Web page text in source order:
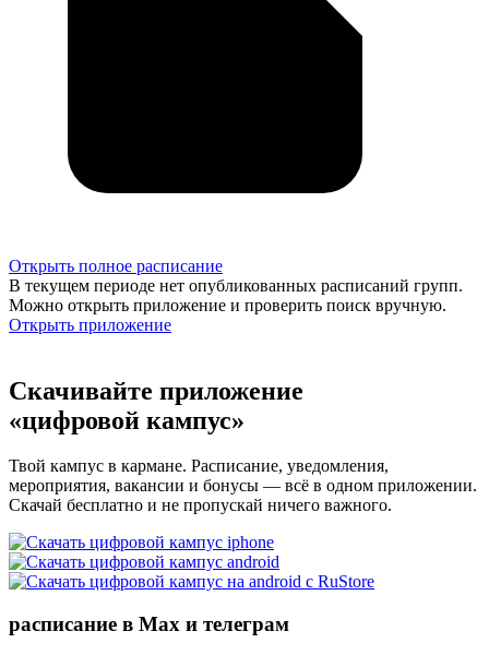
Открыть полное расписание
В текущем периоде нет опубликованных расписаний групп.
Можно открыть приложение и проверить поиск вручную.
Открыть приложение
Скачивайте приложение
«цифровой кампус»
Твой кампус в кармане. Расписание, уведомления,
мероприятия, вакансии и бонусы — всё в одном приложении.
Скачай бесплатно и не пропускай ничего важного.
расписание в Max и телеграм